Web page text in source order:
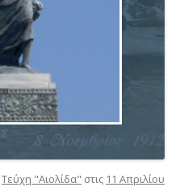
Τεύχη "Αιολίδα" στις 11 Απριλίου